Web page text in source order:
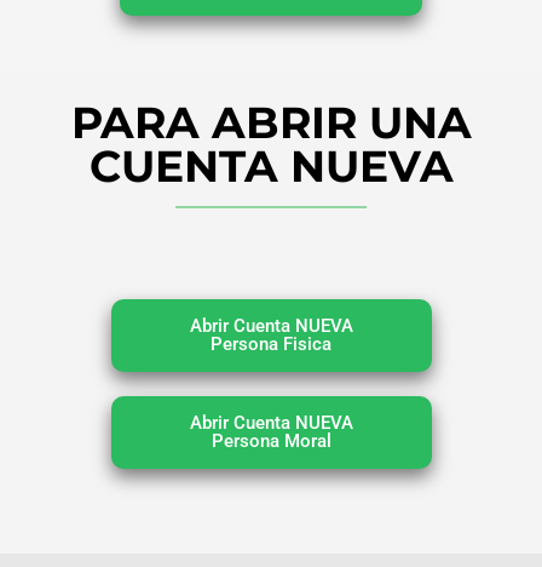
PARA ABRIR UNA
CUENTA NUEVA
Abrir Cuenta NUEVA
Persona Fisica
Abrir Cuenta NUEVA
Persona Moral